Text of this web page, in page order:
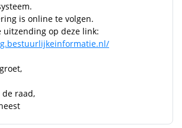
is online te volgen.
uitzending op deze link:
raad,